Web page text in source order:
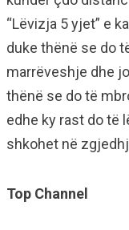
“Lëvizja 5 yjet” e
duke thënë se do
marrëveshje dhe
thënë se do të
edhe ky rast do të
shkohet në
Top Channel